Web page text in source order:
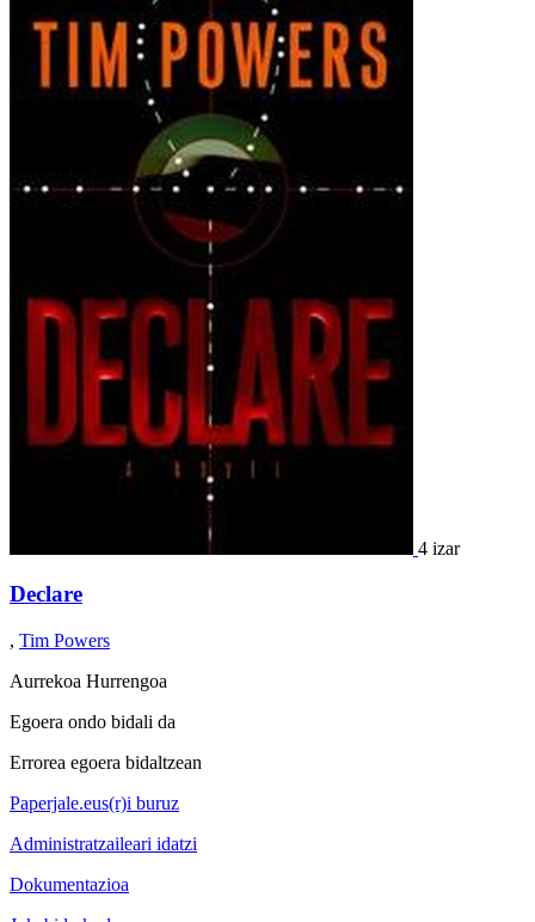
4 izar
Declare
, Tim Powers
Aurrekoa Hurrengoa
Egoera ondo bidali da
Errorea egoera bidaltzean
Paperjale.eus(r)i buruz
Administratzaileari idatzi
Dokumentazioa